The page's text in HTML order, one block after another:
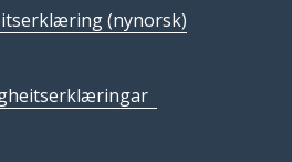
(nynorsk)